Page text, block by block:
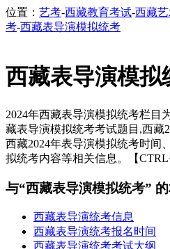
位置： 艺考-西藏教育考试-西藏
考-西藏表导演模拟统考
西藏表导演模拟
2024年西藏表导演模拟统考栏目
藏表导演模拟统考考试题目,西藏
西藏2024年表导演模拟统考时间
拟统考内容等相关信息。【
与“西藏表导演模拟统考”
西藏表导演统考信息
西藏表导演统考报名时间
西藏表导演统考考试大纲